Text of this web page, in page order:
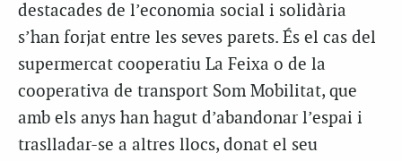
destacades de l’economia social i solidària
s’han forjat entre les seves parets. És el cas del
supermercat cooperatiu La Feixa o de la
cooperativa de transport Som Mobilitat, que
amb els anys han hagut d’abandonar l’espai i
traslladar-se a altres llocs, donat el seu